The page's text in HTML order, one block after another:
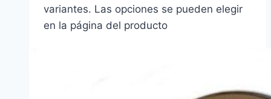
variantes. Las opciones se pueden elegir
en la página del producto